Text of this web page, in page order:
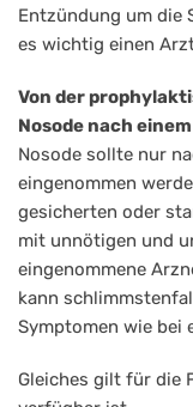
Entzündung um die
es wichtig einen
Von der
Nosode nach
Nosode sollte nur
eingenommen
gesicherten oder
mit unnötigen und
eingenommene
kann
Symptomen wie
Gleiches gilt für die